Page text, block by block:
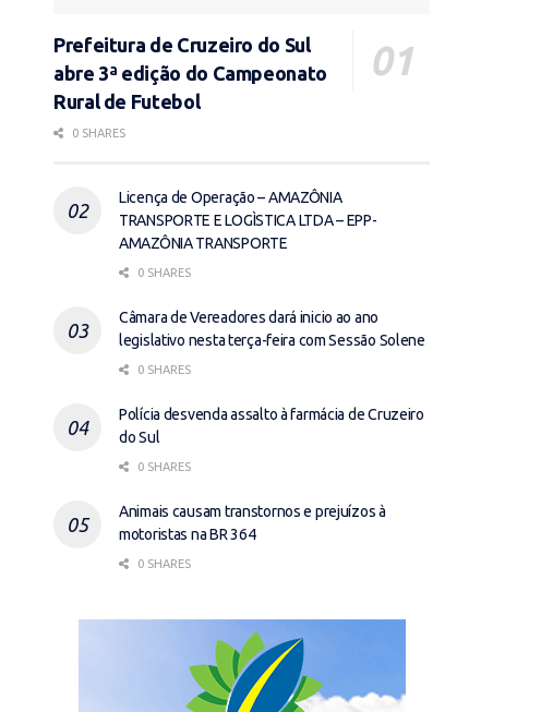
Prefeitura de Cruzeiro do Sul
abre 3ª edição do Campeonato
Rural de Futebol
0 SHARES
Licença de Operação – AMAZÔNIA
TRANSPORTE E LOGÌSTICA LTDA – EPP-
AMAZÔNIA TRANSPORTE
0 SHARES
Câmara de Vereadores dará inicio ao ano
legislativo nesta terça-feira com Sessão Solene
0 SHARES
Polícia desvenda assalto à farmácia de Cruzeiro
do Sul
0 SHARES
Animais causam transtornos e prejuízos à
motoristas na BR 364
0 SHARES